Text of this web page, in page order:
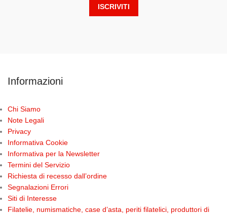
Informazioni
Chi Siamo
Note Legali
Privacy
Informativa Cookie
Informativa per la Newsletter
Termini del Servizio
Richiesta di recesso dall’ordine
Segnalazioni Errori
Siti di Interesse
Filatelie, numismatiche, case d’asta, periti filatelici, produttori di